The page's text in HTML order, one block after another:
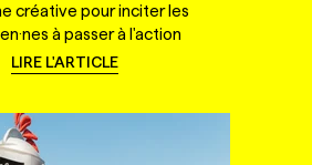
créative pour inciter les
à passer à l'action
LIRE L'ARTICLE